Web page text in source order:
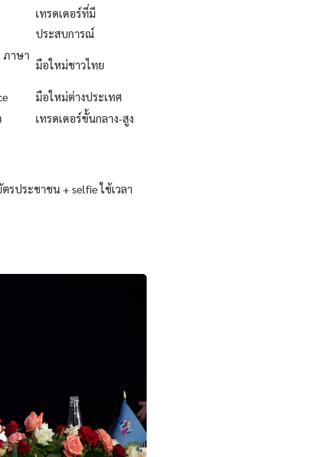
เทรดเดอร์ที่มี
ประสบการณ์
ภาษา
มือใหม่ชาวไทย
มือใหม่ต่างประเทศ
เทรดเดอร์ขั้นกลาง-สูง
รประชาชน + selfie ใช้เวลา